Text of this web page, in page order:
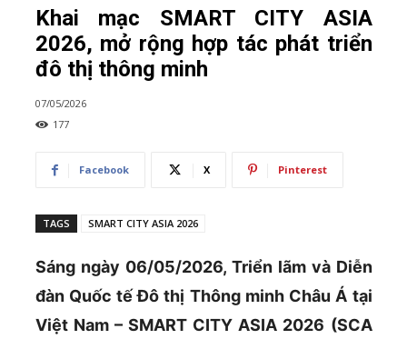
Khai mạc SMART CITY ASIA
2026, mở rộng hợp tác phát triển
đô thị thông minh
07/05/2026
177
Facebook X Pinterest
TAGS SMART CITY ASIA 2026
Sáng ngày 06/05/2026, Triển lãm và Diễn
đàn Quốc tế Đô thị Thông minh Châu Á tại
Việt Nam – SMART CITY ASIA 2026 (SCA